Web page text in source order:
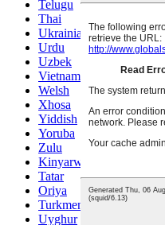
Telugu
Thai
Ukrainian
Urdu
Uzbek
Vietnamese
Welsh
Xhosa
Yiddish
Yoruba
Zulu
Kinyarwanda
Tatar
Oriya
Turkmen
Uyghur